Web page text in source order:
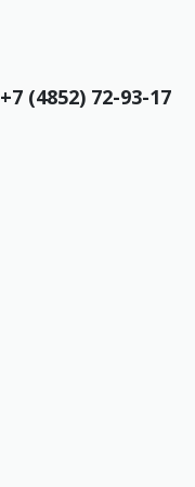
+7 (4852) 72-93-17